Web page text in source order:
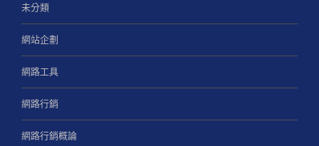
未分類
網站企劃
網路工具
網路行銷
網路行銷概論